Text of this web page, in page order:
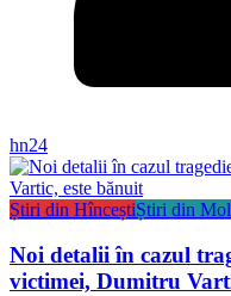
hn24
Știri din HînceștiȘtiri din
Noi detalii în cazul
victimei, Dumitru